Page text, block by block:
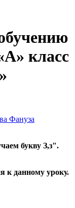
класс
Фануза
букву З,з".
к данному уроку.